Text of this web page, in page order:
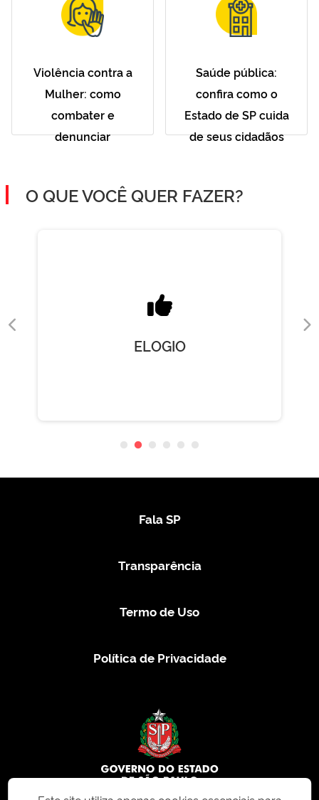
Violência contra a
Mulher: como
combater e
denunciar
Saúde pública:
confira como o
Estado de SP cuida
de seus cidadãos
O QUE VOCÊ QUER FAZER?
ELOGIO
Fala SP
Transparência
Termo de Uso
Política de Privacidade